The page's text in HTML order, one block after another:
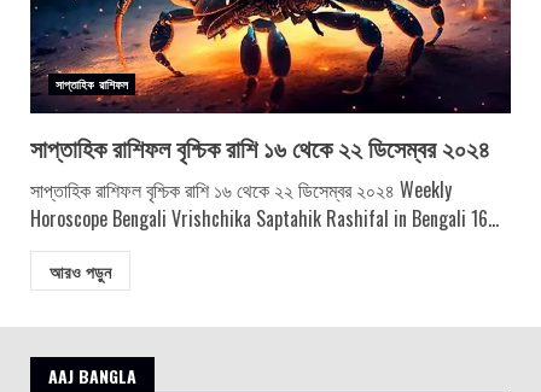
সাপ্তাহিক রাশিফল
সাপ্তাহিক রাশিফল বৃশ্চিক রাশি ১৬ থেকে ২২ ডিসেম্বর ২০২৪
সাপ্তাহিক রাশিফল বৃশ্চিক রাশি ১৬ থেকে ২২ ডিসেম্বর ২০২৪ Weekly
Horoscope Bengali Vrishchika Saptahik Rashifal in Bengali 16...
আরও পড়ুন
AAJ BANGLA